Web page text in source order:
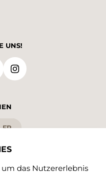
UNS!
FR
das Nutzererlebnis